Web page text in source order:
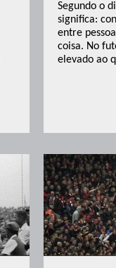
Segundo o
significa:
entre
coisa. No
elevado ao